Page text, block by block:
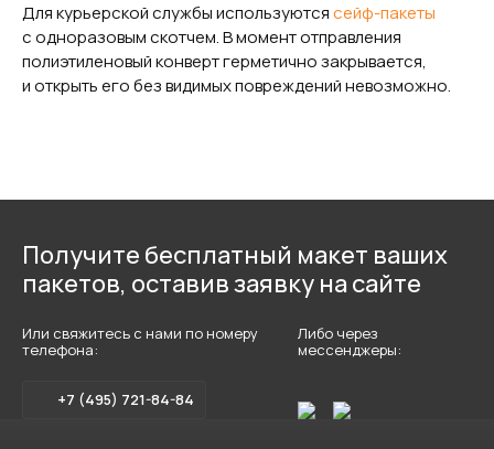
Для курьерской службы используютсясейф-пакеты
с одноразовым скотчем. В момент отправления
полиэтиленовый конверт герметично закрывается,
и открыть его без видимых повреждений невозможно.
Получите бесплатный макет ваших
пакетов, оставив заявку на сайте
Или свяжитесь с нами по номеру
телефона:
+7 (495) 721-84-84
Либо через
мессенджеры: